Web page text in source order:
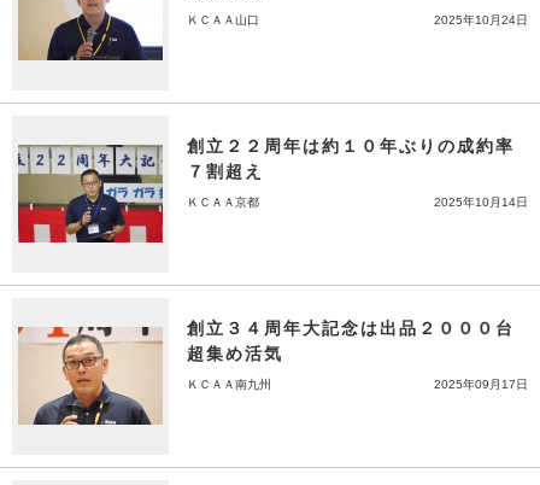
ＫＣＡＡ山口 2025年10月24日
創立２２周年は約１０年ぶりの成約率
７割超え
ＫＣＡＡ京都 2025年10月14日
創立３４周年大記念は出品２０００台
超集め活気
ＫＣＡＡ南九州 2025年09月17日